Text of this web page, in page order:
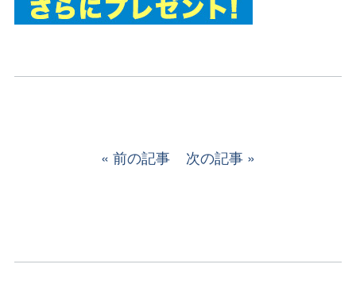
前の記事 次の記事